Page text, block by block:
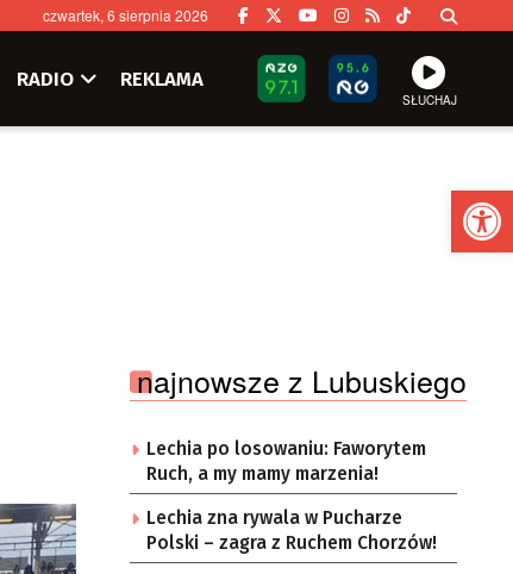
czwartek, 6 sierpnia 2026
RADIO REKLAMA
SŁUCHAJ
najnowsze z Lubuskiego
Lechia po losowaniu: Faworytem
Ruch, a my mamy marzenia!
Lechia zna rywala w Pucharze
Polski – zagra z Ruchem Chorzów!